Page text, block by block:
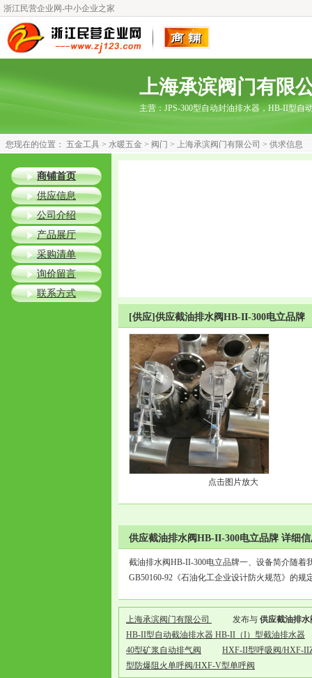
浙江民营企业网-中小企业之家
上海承滨阀门有限
主营： JPS-300型自动封油排水器，HB-II型自
您现在的位置： 五金工具 > 水暖五金 > 阀门 > 上海承滨阀门有限公司 > 供求信息
[供应]供应截油排水阀HB-II-300电立品牌
点击图片放大
供应截油排水阀HB-II-300电立品牌 详细
截油排水阀HB-II-300电立品牌一、设备简介随着
GB50160-92《石油化工企业设计防火规范》的
上海承滨阀门有限公司 发布与 供应截油排
HB-II型自动截油排水器 HB-II（I）型截油排水器
40型矿浆自动排气阀
HXF-II型呼吸阀/HXF-
型防爆阻火单呼阀/HXF-V型单呼阀
商铺首页
供应信息
公司介绍
产品展厅
采购清单
询价留言
联系方式